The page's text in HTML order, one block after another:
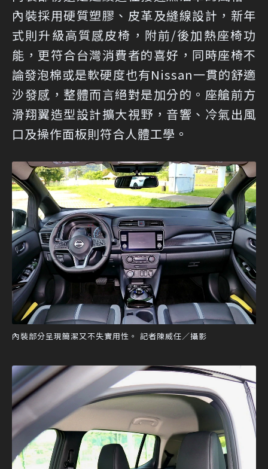
內裝採用硬質塑膠、皮革及縫線設計，新年
式則升級高質感皮椅，附前/後加熱座椅功
能，更符合台灣消費者的喜好，同時座椅不
論發泡棉或是軟硬度也有Nissan一貫的舒適
沙發感，整體而言絕對是加分的。座艙前方
滑翔翼造型設計擴大視野，音響、冷氣出風
口及操作面板則符合人體工學。
內裝部分呈現簡潔又不失實用性。 記者陳威任／攝影